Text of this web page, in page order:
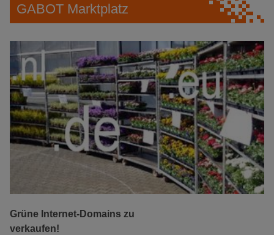
GABOT Marktplatz
Grüne Internet-Domains zu
verkaufen!